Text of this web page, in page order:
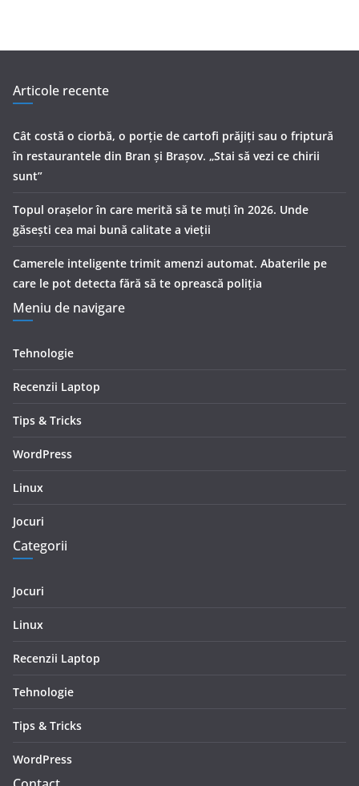
Articole recente
Cât costă o ciorbă, o porţie de cartofi prăjiţi sau o friptură
în restaurantele din Bran şi Braşov. „Stai să vezi ce chirii
sunt”
Topul orașelor în care merită să te muți în 2026. Unde
găsești cea mai bună calitate a vieții
Camerele inteligente trimit amenzi automat. Abaterile pe
care le pot detecta fără să te oprească poliția
Meniu de navigare
Tehnologie
Recenzii Laptop
Tips & Tricks
WordPress
Linux
Jocuri
Categorii
Jocuri
Linux
Recenzii Laptop
Tehnologie
Tips & Tricks
WordPress